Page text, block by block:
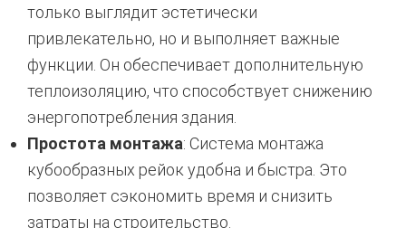
только выглядит эстетически
привлекательно, но и выполняет важные
функции. Он обеспечивает дополнительную
теплоизоляцию, что способствует снижению
энергопотребления здания.
Простота монтажа: Система монтажа
кубообразных рейок удобна и быстра. Это
позволяет сэкономить время и снизить
затраты на строительство.